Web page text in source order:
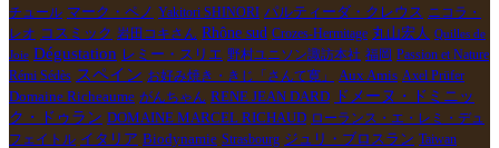
チュール マーク・ペノ Yakitori SHINORI パルティーダ・クレウス ニコラ・
レオ コスミック 岩田コキさん Rhône sud Crozes-Hermitage 丸山宏人 Quilles de
Joie Dégustation レミー・スリエ 野村ユニソン諏訪本社 福岡 Passion et Nature
Rémi Sédès スペイン お好み焼き・きじ「さんて寛」 Aux Amis Axel Prüfer
Domaine Richeaume がんちゃん RENE JEAN DARD ドメーヌ・ドミニッ
ク・ドゥラン DOMAINE MARCEL RICHAUD ローランス・エ・レミ・デュ
フェイトル イタリア Biodynamie Strasbourg ジュリ・ブロスラン Taiwan